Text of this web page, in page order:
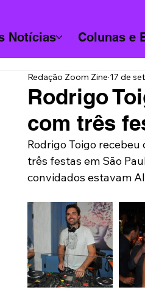
Notícias Colunas e
Rodrigo
com três
Redação Zoom Zine 17 de
Rodrigo Toigo
três festas em São
convidados estavam